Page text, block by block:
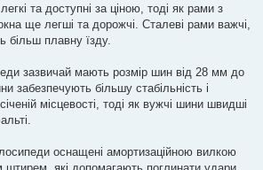
та доступні за ціною, тоді як рами з
ще легші та дорожчі. Сталеві рами важчі,
більш плавну їзду.
зазвичай мають розмір шин від 28 мм до
забезпечують більшу стабільність і
місцевості, тоді як вужчі шини швидші
оснащені амортизаційною вилкою